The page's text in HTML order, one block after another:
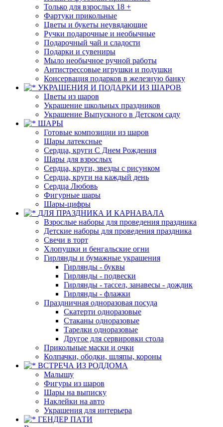
Только для взрослых 18 +
Фартуки прикольные
Цветы и букеты неувядающие
Ручки подарочные и необычные
Подарочный чай и сладости
Подарки и сувениры
Мыло необычное ручной работы
Антистрессовые игрушки и подушки
Консервация подарков в железную банку
УКРАШЕНИЯ И ПОДАРКИ ИЗ ШАРОВ
Цветы из шаров
Украшение школьных праздников
Украшение Выпускного в Детском саду
ШАРЫ
Готовые композиции из шаров
Шары латексные
Сердца, круги С Днем Рождения
Шары для взрослых
Сердца, круги, звезды с рисунком
Сердца, круги на каждый день
Сердца Любовь
Фигурные шары
Шары-цифры
ДЛЯ ПРАЗДНИКА И КАРНАВАЛА
Взрослые наборы для проведения праздника
Детские наборы для проведения праздника
Свечи в торт
Хлопушки и бенгальские огни
Гирлянды и бумажные украшения
Гирлянды - буквы
Гирлянды - подвески
Гирлянды - тассел, занавесы - дождик
Гирлянды - флажки
Праздничная одноразовая посуда
Скатерти одноразовые
Стаканы одноразовые
Тарелки одноразовые
Другое для сервировки стола
Прикольные маски и очки
Колпачки, ободки, шляпы, короны
ВСТРЕЧА ИЗ РОДДОМА
Малышу
Фигуры из шаров
Шары на выписку
Наклейки на авто
Украшения для интерьера
ГЕНДЕР ПАТИ